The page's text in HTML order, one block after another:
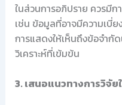
ในส่วนการอภิปราย ควรมีก
เช่น ข้อมูลที่อาจมีความเบี่
การแสดงให้เห็นถึงข้อจำกั
วิเคราะห์ที่เข้มข้น
3. เสนอแนวทางการวิจั